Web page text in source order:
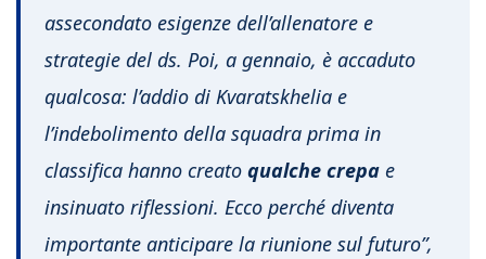
assecondato esigenze dell’allenatore e
strategie del ds. Poi, a gennaio, è accaduto
qualcosa: l’addio di Kvaratskhelia e
l’indebolimento della squadra prima in
classifica hanno creato qualche crepa e
insinuato riflessioni. Ecco perché diventa
importante anticipare la riunione sul futuro”,